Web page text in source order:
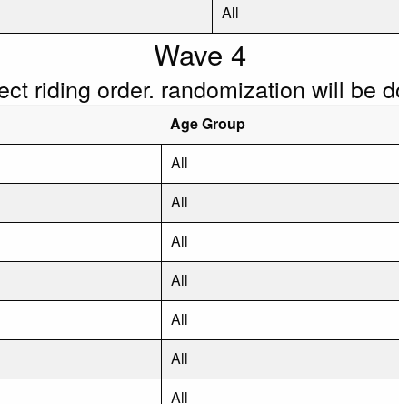
All
Wave 4
riding order. randomization will be
Age Group
All
All
All
All
All
All
All